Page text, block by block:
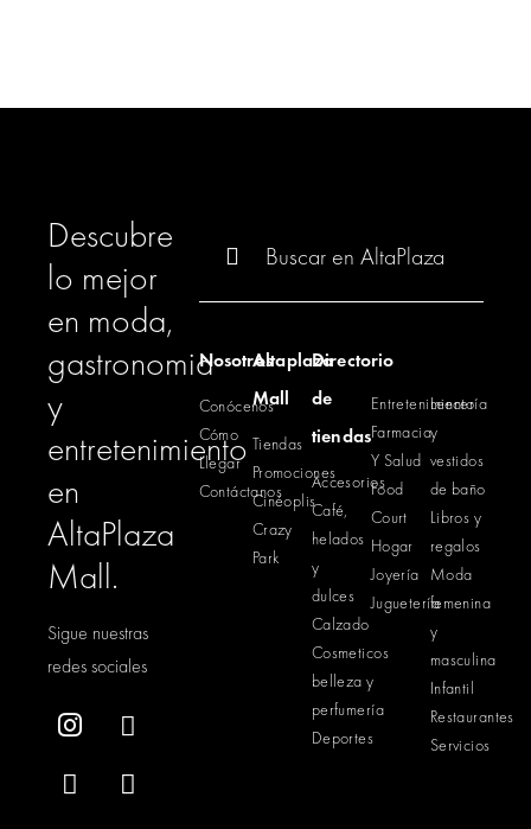
Descubre
lo mejor
en moda,
gastronomia
y
entretenimiento
en
AltaPlaza
Mall.
Sigue nuestras
redes sociales
Nosotros
Conócenos
Cómo
Llegar
Contáctanos
Altaplaza
Mall
Tiendas
Promociones
Cinéoplis
Crazy
Park
Directorio
de
tiendas
Accesorios
Café,
helados
y
dulces
Calzado
Cosmeticos
belleza y
perfumería
Deportes
Entretenimiento
Farmacia
Y Salud
Food
Court
Hogar
Joyería
Juguetería
Lencería
y
vestidos
de baño
Libros y
regalos
Moda
femenina
y
masculina
Infantil
Restaurantes
Servicios